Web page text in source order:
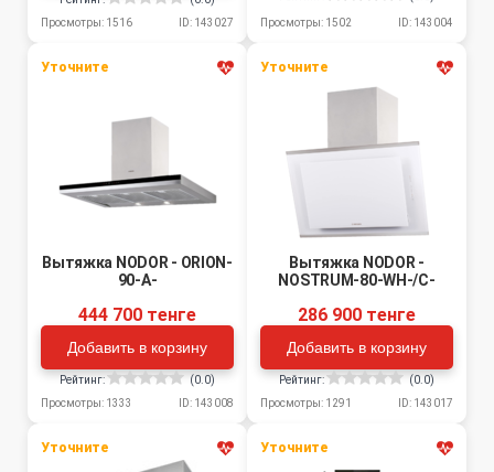
Просмотры: 1516
ID: 143027 Просмотры: 1502 ID: 143004
Уточните
Вытяжка NODOR - ORION-
90-A-
444 700 тенге
Добавить в корзину
Рейтинг:
(0.0)
Просмотры: 1333
ID: 143008
Уточните
Вытяжка NODOR -
NOSTRUM-80-WH-/C-
286 900 тенге
Добавить в корзину
Рейтинг:
(0.0)
Просмотры: 1291
ID: 143017
Уточните Уточните